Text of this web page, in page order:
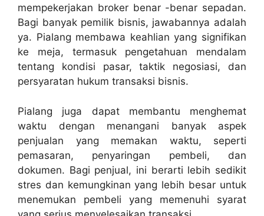
mempekerjakan broker benar -benar sepadan.
Bagi banyak pemilik bisnis, jawabannya adalah
ya. Pialang membawa keahlian yang signifikan
ke meja, termasuk pengetahuan mendalam
tentang kondisi pasar, taktik negosiasi, dan
persyaratan hukum transaksi bisnis.
Pialang juga dapat membantu menghemat
waktu dengan menangani banyak aspek
penjualan yang memakan waktu, seperti
pemasaran, penyaringan pembeli, dan
dokumen. Bagi penjual, ini berarti lebih sedikit
stres dan kemungkinan yang lebih besar untuk
menemukan pembeli yang memenuhi syarat